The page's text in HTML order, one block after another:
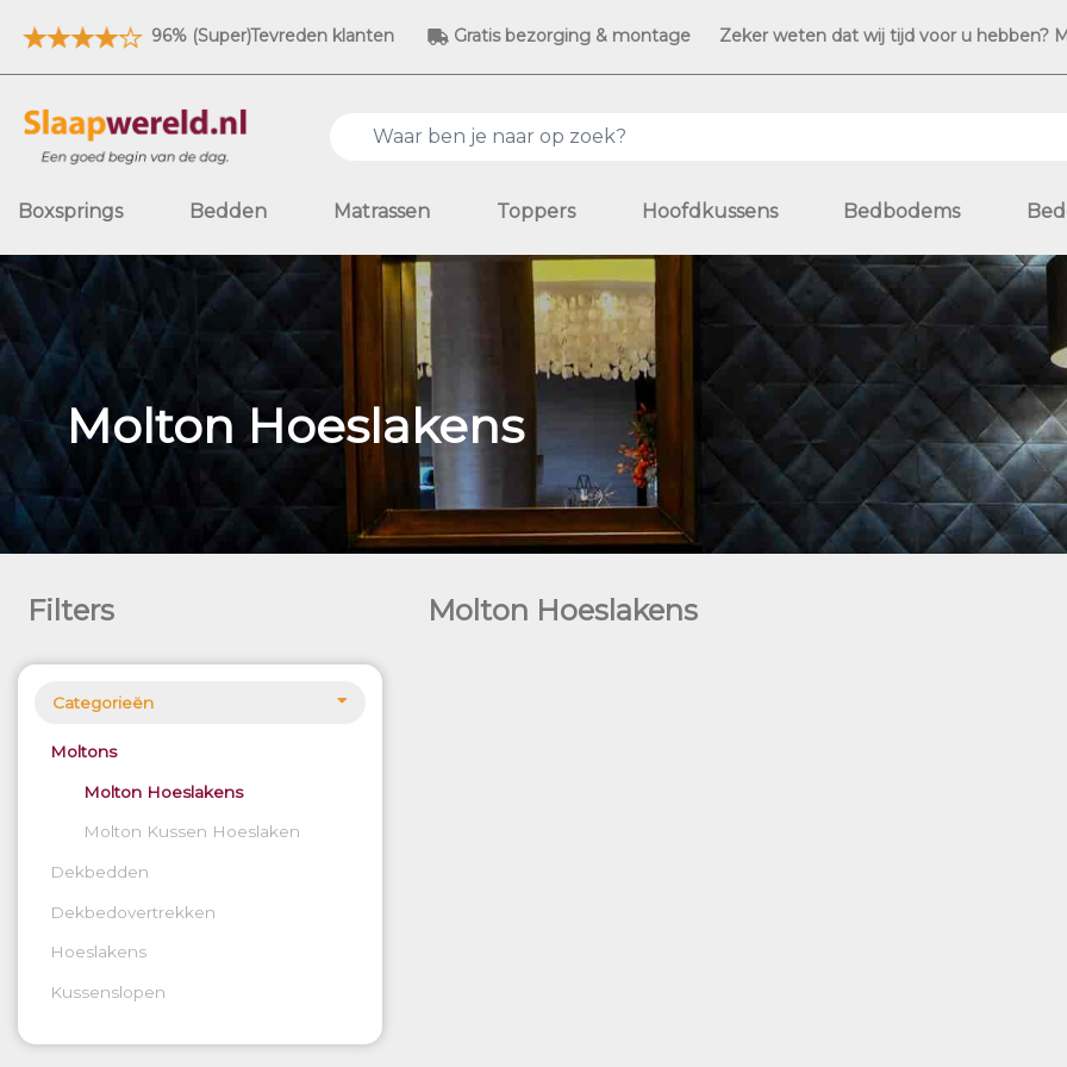
96% (Super)Tevreden klanten Gratis bezorging & montage Zeker weten dat wij tijd voor u hebben?
Boxsprings Bedden Matrassen Toppers Hoofdkussens Bedbodems
Molton Hoeslakens
Filters
Categorieën
Moltons
Molton Hoeslakens
Molton Kussen Hoeslaken
Dekbedden
Dekbedovertrekken
Hoeslakens
Kussenslopen
Molton Hoeslakens